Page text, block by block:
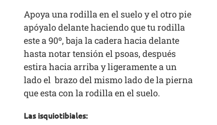
Apoya una rodilla en el suelo y el otro pie
apóyalo delante haciendo que tu rodilla
este a 90º, baja la cadera hacia delante
hasta notar tensión el psoas, después
estira hacia arriba y ligeramente a un
lado el brazo del mismo lado de la pierna
que esta con la rodilla en el suelo.
Las isquiotibiales: